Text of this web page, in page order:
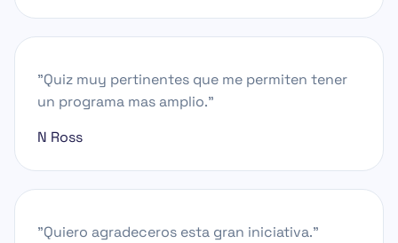
"Quiz muy pertinentes que me permiten tener
un programa mas amplio."
N Ross
"Quiero agradeceros esta gran iniciativa."